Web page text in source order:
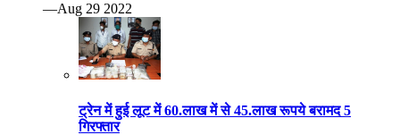
—Aug 29 2022
ट्रेन में हुई लूट में 60.लाख में से 45.लाख रूपये बरामद 5
गिरफ्तार